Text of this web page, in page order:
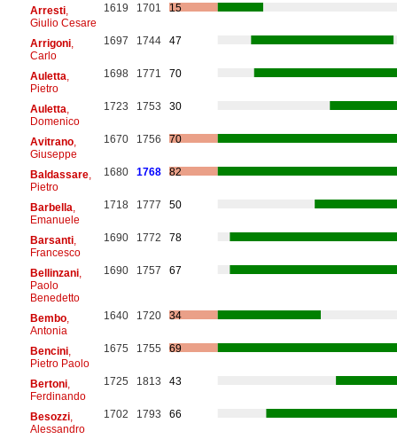
Arresti,
Giulio Cesare
1619 1701 15
Arrigoni,
Carlo
1697 1744 47
Auletta
Pietro
1698 1771 70
Auletta
Domenico
1723 1753 30
Avitrano,
Giuseppe
1670 1756 70
Baldassare,
Pietro
1680 1768 82
Barbella
Emanuele
1718 1777 50
Barsanti,
Francesco
1690 1772 78
Bellinzani,
Paolo
Benedetto
1690 1757 67
Bembo,
Antonia
1640 1720 34
Bencini,
Pietro Paolo
1675 1755 69
Bertoni,
Ferdinando
1725 1813 43
Besozzi,
Alessandro
1702 1793 66